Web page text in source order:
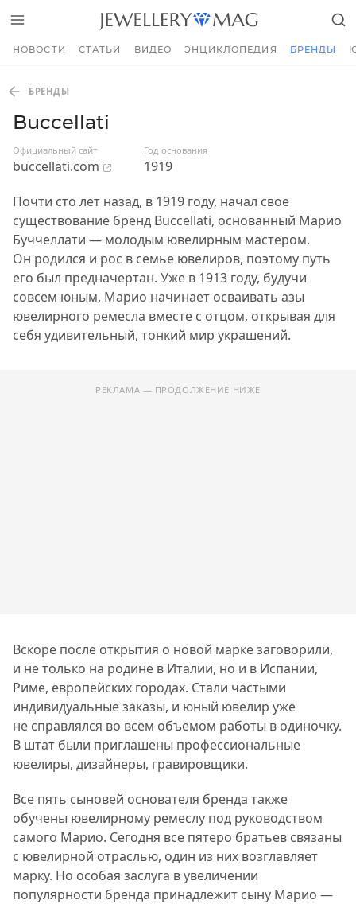
НОВОСТИ СТАТЬИ ВИДЕО ЭНЦИКЛОПЕДИЯ БРЕНДЫ
БРЕНДЫ
Buccellati
Официальный сайт
buccellati.com
Год основания
1919
Почти сто лет назад, в 1919 году, начал свое
существование бренд Buccellati, основанный Марио
Буччеллати — молодым ювелирным мастером.
Он родился и рос в семье ювелиров, поэтому путь
его был предначертан. Уже в 1913 году, будучи
совсем юным, Марио начинает осваивать азы
ювелирного ремесла вместе с отцом, открывая для
себя удивительный, тонкий мир украшений.
РЕКЛАМА — ПРОДОЛЖЕНИЕ НИЖЕ
Вскоре после открытия о новой марке заговорили,
и не только на родине в Италии, но и в Испании,
Риме, европейских городах. Стали частыми
индивидуальные заказы, и юный ювелир уже
не справлялся во всем объемом работы в одиночку.
В штат были приглашены профессиональные
ювелиры, дизайнеры, гравировщики.
Все пять сыновей основателя бренда также
обучены ювелирному ремеслу под руководством
самого Марио. Сегодня все пятеро братьев связаны
с ювелирной отраслью, один из них возглавляет
марку. Но особая заслуга в увеличении
популярности бренда принадлежит сыну Марио —